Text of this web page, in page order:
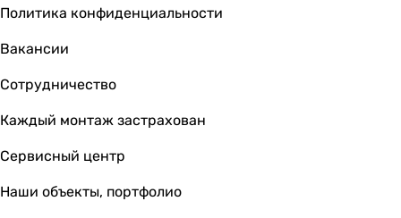
A
A
-
E
A
A
Политика конфиденциальности
Вакансии
Сотрудничество
Каждый монтаж застрахован
Сервисный центр
Наши объекты, портфолио